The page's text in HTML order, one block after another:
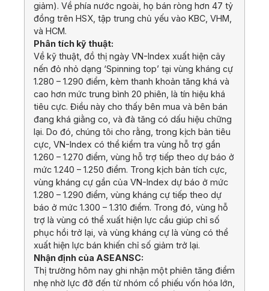
giảm). Về phía nước ngoài, họ bán ròng hơn 47 tỷ
đồng trên HSX, tập trung chủ yếu vào KBC, VHM,
và HCM.
Phân tích kỹ thuật:
Về kỹ thuật, đồ thị ngày VN-Index xuất hiện cây
nến đỏ nhỏ dạng ‘Spinning top’ tại vùng kháng cự
1.280 – 1.290 điểm, kèm thanh khoản tăng khá và
cao hơn mức trung bình 20 phiên, là tín hiệu khá
tiêu cực. Điều này cho thấy bên mua và bên bán
đang khá giằng co, và đà tăng có dấu hiệu chững
lại. Do đó, chúng tôi cho rằng, trong kịch bản tiêu
cực, VN-Index có thể kiểm tra vùng hỗ trợ gần
1.260 – 1.270 điểm, vùng hỗ trợ tiếp theo dự báo ở
mức 1.240 – 1.250 điểm. Trong kịch bản tích cực,
vùng kháng cự gần của VN-Index dự báo ở mức
1.280 – 1.290 điểm, vùng kháng cự tiếp theo dự
báo ở mức 1.300 – 1.310 điểm. Trong đó, vùng hỗ
trợ là vùng có thể xuất hiện lực cầu giúp chỉ số
phục hồi trở lại, và vùng kháng cự là vùng có thể
xuất hiện lực bán khiến chỉ số giảm trở lại.
Nhận định của ASEANSC:
Thị trường hôm nay ghi nhận một phiên tăng điểm
nhẹ nhờ lực đỡ đến từ nhóm cổ phiếu vốn hóa lớn,